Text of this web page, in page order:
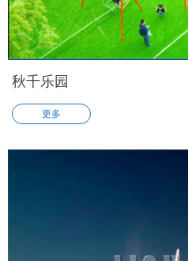
秋千乐园
更多